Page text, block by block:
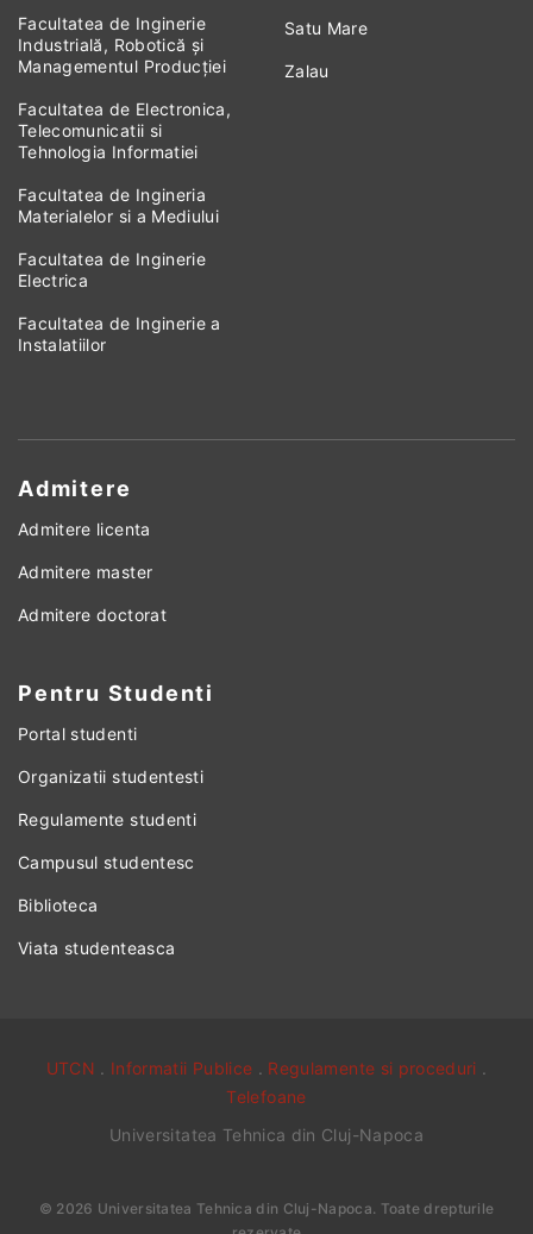
Facultatea de Inginerie
Industrială, Robotică și
Managementul Producției
Facultatea de Electronica,
Telecomunicatii si
Tehnologia Informatiei
Facultatea de Ingineria
Materialelor si a Mediului
Facultatea de Inginerie
Electrica
Facultatea de Inginerie a
Instalatiilor
Satu Mare
Zalau
Admitere
Admitere licenta
Admitere master
Admitere doctorat
Pentru Studenti
Portal studenti
Organizatii studentesti
Regulamente studenti
Campusul studentesc
Biblioteca
Viata studenteasca
UTCN . Informatii Publice . Regulamente si proceduri .
Telefoane
Universitatea Tehnica din Cluj-Napoca
© 2026 Universitatea Tehnica din Cluj-Napoca. Toate drepturile